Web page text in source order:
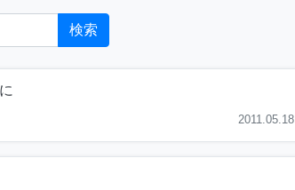
検索
2011.05.18